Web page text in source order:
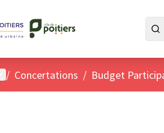
principal
/ Concertations / Budget